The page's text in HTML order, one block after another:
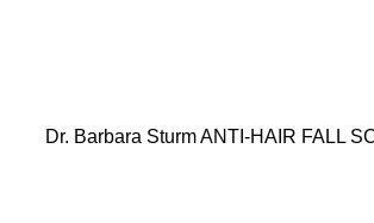
Dr. Barbara Sturm ANTI-HAIR FALL